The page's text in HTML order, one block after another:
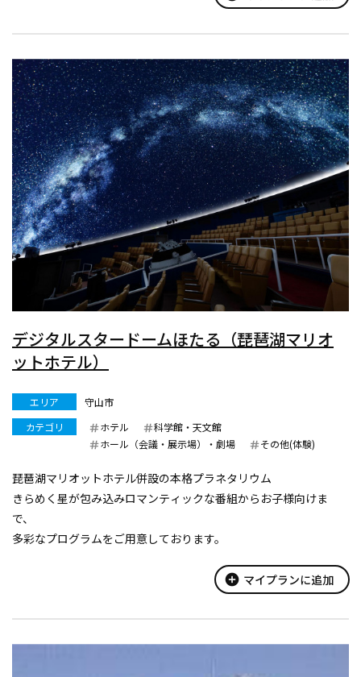
世界中で愛さ...
デジタルスタードームほたる（琵琶湖マリオ
ットホテル）
エリア
守山市
カテゴリ
ホテル
科学館・天文館
ホール（会議・展示場）・劇場
その他(体験)
琵琶湖マリオットホテル併設の本格プラネタリウム
きらめく星が包み込みロマンティックな番組からお子様向けま
で、
多彩なプログラムをご用意しております。
add_circle マイプランに追加